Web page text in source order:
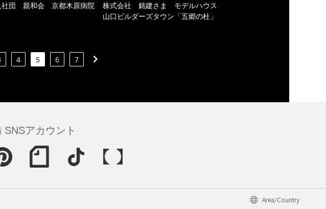
社団 親和会 京都木原病院
株式会社 銘建さま モデルハウス
山口ビルダーズタウン「五郷の杜」
4 5 6 7
アカウント
Area/Country